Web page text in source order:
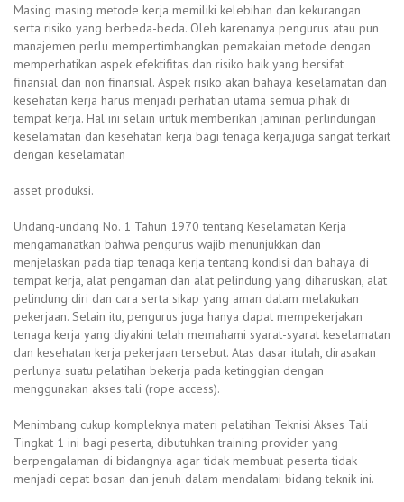
Masing masing metode kerja memiliki kelebihan dan kekurangan
serta risiko yang berbeda-beda. Oleh karenanya pengurus atau pun
manajemen perlu mempertimbangkan pemakaian metode dengan
memperhatikan aspek efektifitas dan risiko baik yang bersifat
finansial dan non finansial. Aspek risiko akan bahaya keselamatan dan
kesehatan kerja harus menjadi perhatian utama semua pihak di
tempat kerja. Hal ini selain untuk memberikan jaminan perlindungan
keselamatan dan kesehatan kerja bagi tenaga kerja,juga sangat terkait
dengan keselamatan
asset produksi.
Undang-undang No. 1 Tahun 1970 tentang Keselamatan Kerja
mengamanatkan bahwa pengurus wajib menunjukkan dan
menjelaskan pada tiap tenaga kerja tentang kondisi dan bahaya di
tempat kerja, alat pengaman dan alat pelindung yang diharuskan, alat
pelindung diri dan cara serta sikap yang aman dalam melakukan
pekerjaan. Selain itu, pengurus juga hanya dapat mempekerjakan
tenaga kerja yang diyakini telah memahami syarat-syarat keselamatan
dan kesehatan kerja pekerjaan tersebut. Atas dasar itulah, dirasakan
perlunya suatu pelatihan bekerja pada ketinggian dengan
menggunakan akses tali (rope access).
Menimbang cukup kompleknya materi pelatihan Teknisi Akses Tali
Tingkat 1 ini bagi peserta, dibutuhkan training provider yang
berpengalaman di bidangnya agar tidak membuat peserta tidak
menjadi cepat bosan dan jenuh dalam mendalami bidang teknik ini.